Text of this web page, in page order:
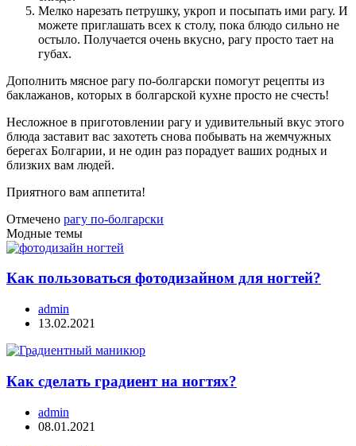
Мелко нарезать петрушку, укроп и посыпать ими рагу. И
можете приглашать всех к столу, пока блюдо сильно не
остыло. Получается очень вкусно, рагу просто тает на
губах.
Дополнить мясное рагу по-болгарски помогут рецепты из
баклажанов, которых в болгарской кухне просто не счесть!
Несложное в приготовлении рагу и удивительный вкус этого
блюда заставит вас захотеть снова побывать на жемчужных
берегах Болгарии, и не один раз порадует ваших родных и
близких вам людей.
Приятного вам аппетита!
Отмечено рагу по-болгарски
Модные темы
Как пользоваться фотодизайном для ногтей?
admin
13.02.2021
Как сделать градиент на ногтях?
admin
08.01.2021